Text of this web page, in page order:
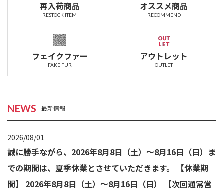
再入荷商品
RESTOCK ITEM
オススメ商品
RECOMMEND
フェイクファー
FAKE FUR
アウトレット
OUTLET
NEWS 最新情報
2026/08/01
誠に勝手ながら、2026年8月8日（土）～8月16日（日）ま
での期間は、夏季休業とさせていただきます。 【休業期
間】 2026年8月8日（土）～8月16日（日） 【次回通常営